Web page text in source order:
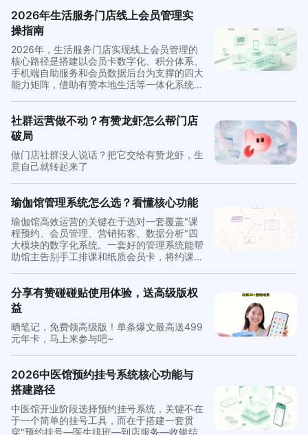
2026年生活服务门店线上会员管理实
操指南
2026年，生活服务门店实现线上会员管理的
核心路径是搭建以会员卡数字化、积分体系、
手机端自助服务和会员数据后台为支撑的四大
能力矩阵，借助有赞本地生活等一体化系统，
社群运营做不动？有赞龙虾怎么帮门店
破局
做门店社群没人说话？把它交给有赞龙虾，生
意自己就转起来了
瑜伽馆管理系统怎么选？看懂核心功能
瑜伽馆高效运营的关键在于选对一套覆盖"课
程预约、会员管理、营销拓客、数据分析"四
大模块的数字化系统。一套好的管理系统能帮
助馆主告别手工排课和纸质会员卡，将约课、
方案。
分享有赞碰碰贴使用体验，送高级版权
益
晒笔记，免费领高级版！单条爆文最高送499
元年卡，马上来参与吧~
2026中医馆预约挂号系统核心功能与
搭建路径
中医馆开业阶段选择预约挂号系统，关键不在
于一个简单的挂号工具，而在于搭建一套贯
穿"预约挂号—医生排班—到店服务—收银结